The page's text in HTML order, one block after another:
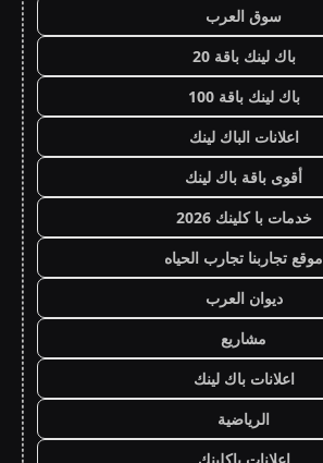
سوق العرب
باك لينك باقة 20
باك لينك باقة 100
اعلانات الباك لينك
أقوى باقة باك لينك
خدمات با كلينك 2026
موقع تجاربنا تجارب الحياه
ديوان العرب
مشاريع
اعلانات باك لينك
الرياضية